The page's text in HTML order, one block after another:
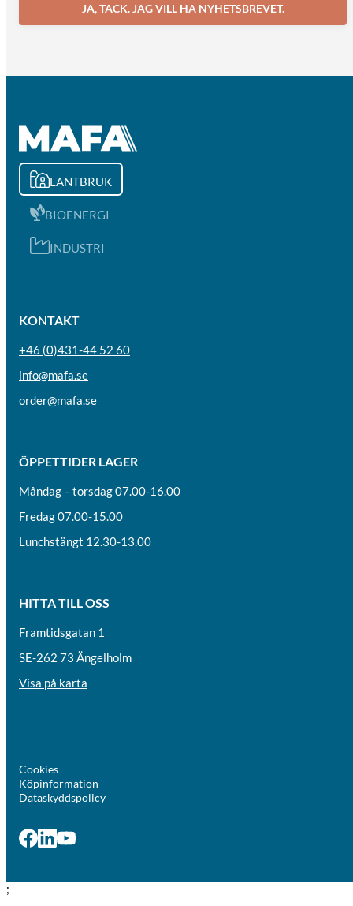
JA, TACK. JAG VILL HA NYHETSBREVET.
LANTBRUK
BIOENERGI
INDUSTRI
KONTAKT
+46 (0)431-44 52 60
info@mafa.se
order@mafa.se
ÖPPETTIDER LAGER
Måndag – torsdag 07.00-16.00
Fredag 07.00-15.00
Lunchstängt 12.30-13.00
HITTA TILL OSS
Framtidsgatan 1
SE-262 73 Ängelholm
Visa på karta
Cookies
Köpinformation
Dataskyddspolicy
;